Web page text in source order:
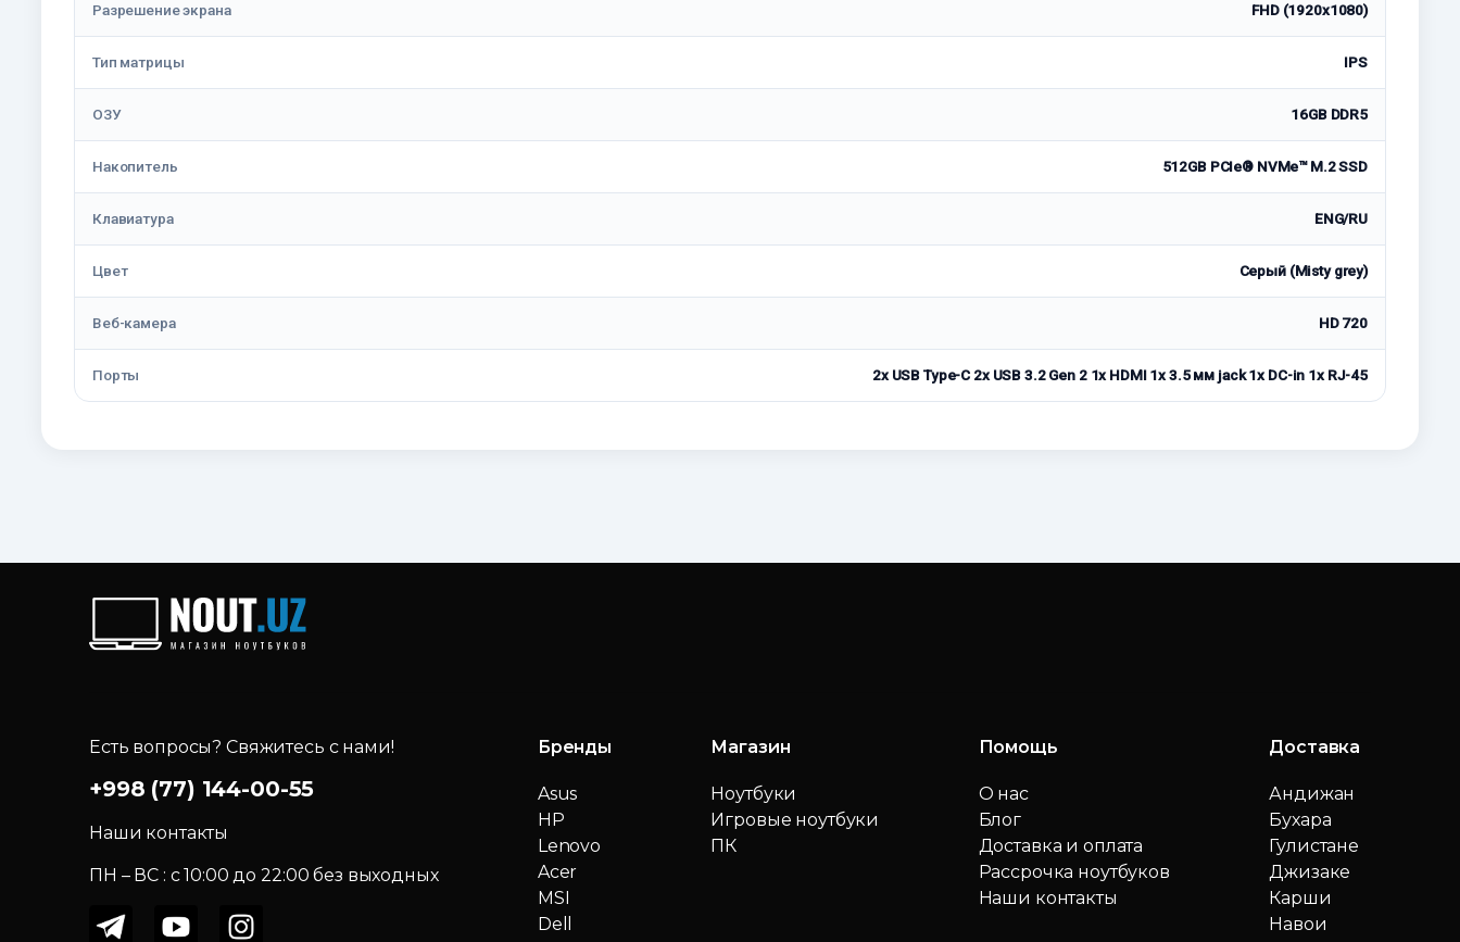
Разрешение экрана FHD (1920x1080)
Тип матрицы IPS
ОЗУ 16GB DDR5
Накопитель 512GB PCIe® NVMe™ M.2 SSD
Клавиатура ENG/RU
Цвет Серый (Misty grey)
Веб-камера HD 720
Порты 2x USB Type-С 2x USB 3.2 Gen 2 1x HDMI 1x 3.5 мм jack 1x DC-in 1x RJ-45
Есть вопросы? Свяжитесь с нами!
+998 (77) 144-00-55
Наши контакты
ПН – ВС : c 10:00 до 22:00 без выходных
Бренды
Asus
HP
Lenovo
Acer
MSI
Dell
Магазин
Ноутбуки
Игровые ноутбуки
ПК
Помощь
О нас
Блог
Доставка и оплата
Рассрочка ноутбуков
Наши контакты
Доставка
Андижан
Бухара
Гулистане
Джизаке
Карши
Навои